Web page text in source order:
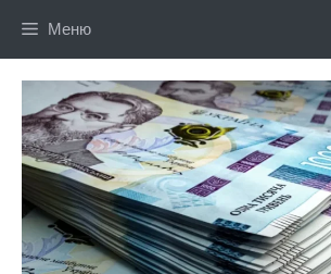
Меню